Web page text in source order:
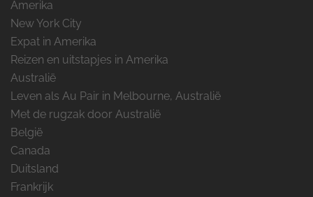
Amerika
New York City
Expat in Amerika
Reizen en uitstapjes in Amerika
Australië
Leven als Au Pair in Melbourne, Australië
Met de rugzak door Australië
België
Canada
Duitsland
Frankrijk